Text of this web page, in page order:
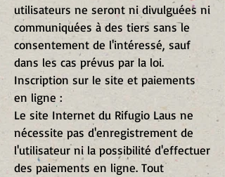
utilisateurs ne seront ni divulguées ni
communiquées à des tiers sans le
consentement de l'intéressé, sauf
dans les cas prévus par la loi.
Inscription sur le site et paiements
en ligne :
Le site Internet du Rifugio Laus ne
nécessite pas d'enregistrement de
l'utilisateur ni la possibilité d'effectuer
des paiements en ligne. Tout